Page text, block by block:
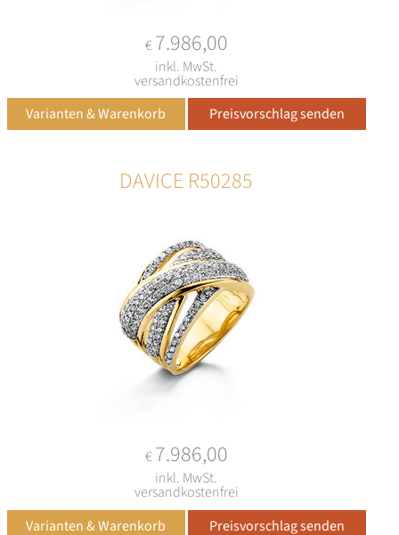
€7.986,00
inkl. MwSt.
versandkostenfrei
DAVICE R50285
€7.986,00
inkl. MwSt.
versandkostenfrei